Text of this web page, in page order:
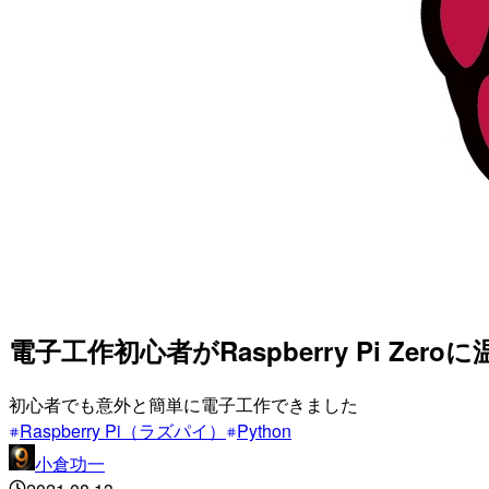
電子工作初心者がRaspberry Pi Zeroに
初心者でも意外と簡単に電子工作できました
Raspberry Pi（ラズパイ）
Python
小倉功一